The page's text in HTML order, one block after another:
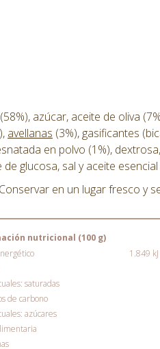
(58%), azúcar, aceite de oliva
avellanas (3%), gasificantes
en polvo (1%), dextrosa,
de glucosa, sal y aceite
Conservar en un lugar fresco y
nutricional (100 g)
1.849
saturadas
de carbono
azúcares